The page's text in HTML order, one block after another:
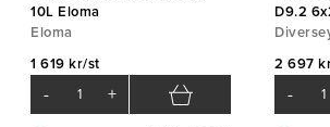
10L Eloma
Eloma
1 619 kr/st
- +
D9.2
2 697
-